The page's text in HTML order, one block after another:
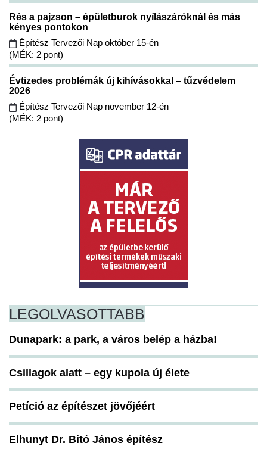
Rés a pajzson – épületburok nyílászáróknál és más
kényes pontokon
Építész Tervezői Nap október 15-én
(MÉK: 2 pont)
Évtizedes problémák új kihívásokkal – tűzvédelem
2026
Építész Tervezői Nap november 12-én
(MÉK: 2 pont)
LEGOLVASOTTABB
Dunapark: a park, a város belép a házba!
Csillagok alatt – egy kupola új élete
Petíció az építészet jövőjéért
Elhunyt Dr. Bitó János építész